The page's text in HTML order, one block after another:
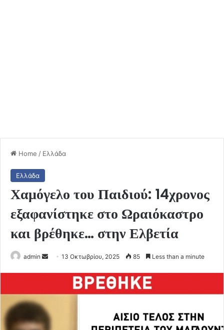
Home / Ελλάδα
Ελλάδα
Χαμόγελο του Παιδιού: 14χρονος
εξαφανίστηκε στο Ωραιόκαστρο
και βρέθηκε… στην Ελβετία
admin
Send13 Οκτωβρίου, 2025 85 Less than a minute